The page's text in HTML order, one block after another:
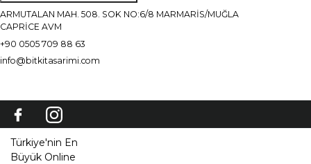
ARMUTALAN MAH. 508. SOK NO:6/8 MARMARİS/MUĞLA
CAPRİCE AVM
+90 0505 709 88 63
info@bitkitasarimi.com
Türkiye'nin En
Büyük Online